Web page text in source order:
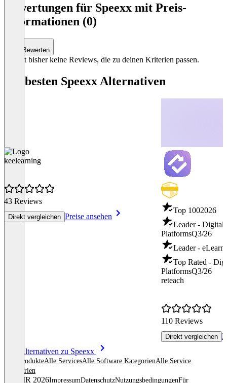
Bewertungen für Speexx mit Preis-
Informationen (0)
Bewerten
Es gibt bisher keine Reviews, die zu deinen Kriterien passen.
Die besten Speexx Alternativen
keelearning
43 Reviews
Direkt vergleichen Preise ansehen
Top 1002026
Leader - Digital
PlatformsQ3/26
Leader -
Top Rated -
PlatformsQ3/26
reteach
110 Reviews
Direkt vergleichen
Alle Alternativen zu Speexx
Alle ProdukteAlle ServicesAlle Software KategorienAlle Service
Kategorien
© OMR 2026ImpressumDatenschutzNutzungsbedingungenFür